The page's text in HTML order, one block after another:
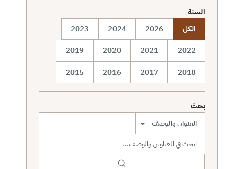
السنة
الكل
2026
2024
2023
2022
2021
2020
2019
2018
2017
2016
2015
بحث
نطاق البحث